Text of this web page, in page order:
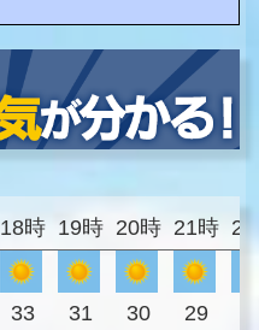
18時 19時 20時 21時
33 31 30 29